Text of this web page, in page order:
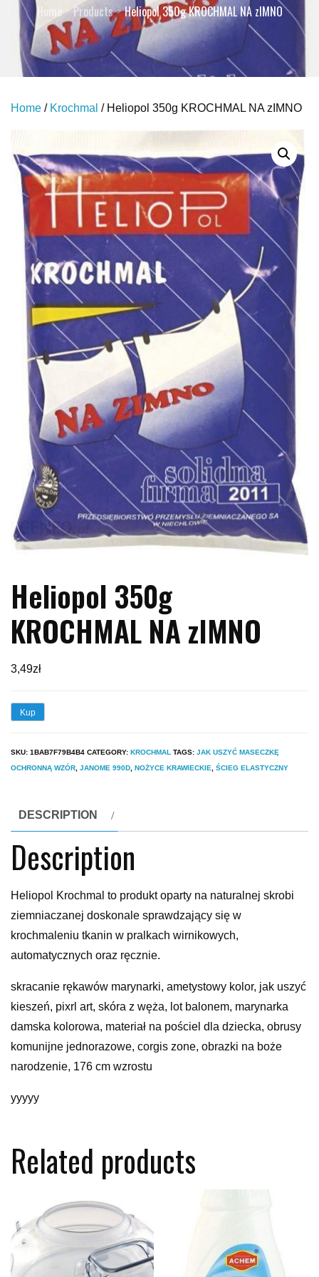
Home Products Heliopol 350g KROCHMAL NA zIMNO
Home / Krochmal / Heliopol 350g KROCHMAL NA zIMNO
Heliopol 350g
KROCHMAL NA zIMNO
3,49zł
Kup
SKU: 1BAB7F79B4B4 CATEGORY: KROCHMAL TAGS: JAK USZYĆ MASECZKĘ
OCHRONNĄ WZÓR JANOME 990D NOŻYCE KRAWIECKIE ŚCIEG ELASTYCZNY
DESCRIPTION
Description
Heliopol Krochmal to produkt oparty na naturalnej skrobi
ziemniaczanej doskonale sprawdzający się w
krochmaleniu tkanin w pralkach wirnikowych,
automatycznych oraz ręcznie.
skracanie rękawów marynarki, ametystowy kolor, jak uszyć
kieszeń, pixrl art, skóra z węża, lot balonem, marynarka
damska kolorowa, materiał na pościel dla dziecka, obrusy
komunijne jednorazowe, corgis zone, obrazki na boże
narodzenie, 176 cm wzrostu
yyyyy
Related products